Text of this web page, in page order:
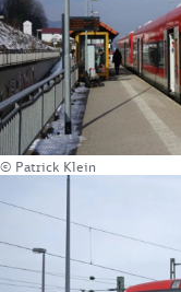
© Patrick Klein